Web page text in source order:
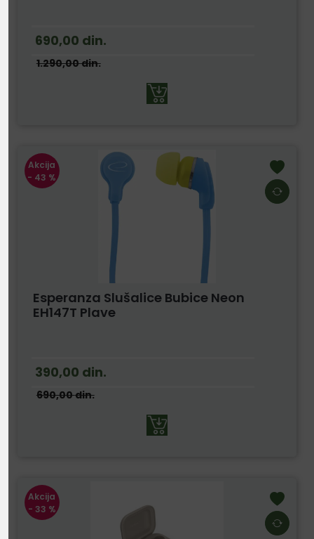
690,00 din.
1.290,00din.
Akcija
- 43 %
Esperanza Slušalice Bubice Neon
EH147T Plave
390,00 din.
690,00din.
Akcija
- 33 %